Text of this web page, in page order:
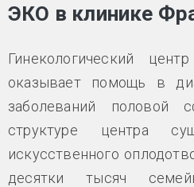
ЭКО в клинике
Гинекологический
оказывает помощь в
заболеваний
структуре центра
искусственного
десятки тысяч